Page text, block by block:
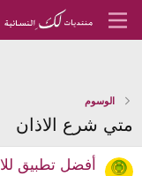
الوسوم
متي شرع الاذان
أفضل تطبيق